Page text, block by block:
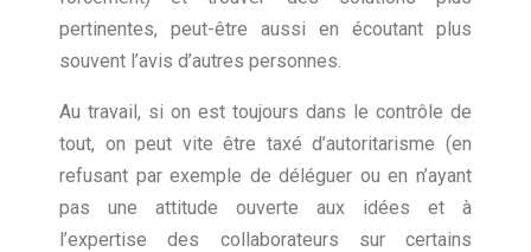
pertinentes, peut-être aussi en écoutant plus
souvent l’avis d’autres personnes.
Au travail, si on est toujours dans le contrôle de
tout, on peut vite être taxé d’autoritarisme (en
refusant par exemple de déléguer ou en n’ayant
pas une attitude ouverte aux idées et à
l’expertise des collaborateurs sur certains